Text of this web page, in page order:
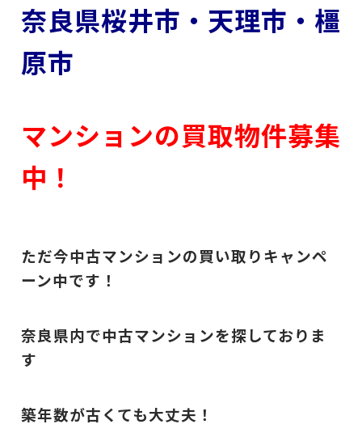
奈良県桜井市・天理市・橿
原市
マンションの買取物件募集
中！
ただ今中古マンションの買い取りキャンペ
ーン中です！
奈良県内で中古マンションを探しておりま
す
築年数が古くても大丈夫！